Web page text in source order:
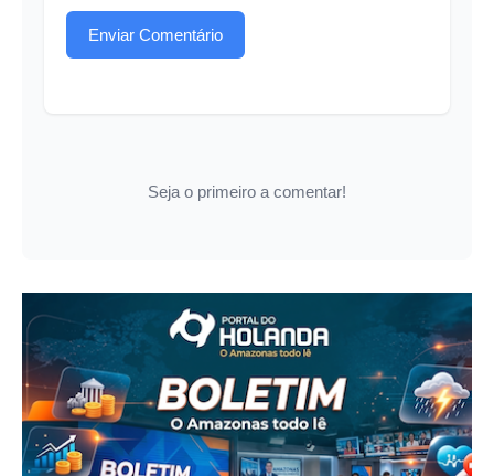
Enviar Comentário
Seja o primeiro a comentar!